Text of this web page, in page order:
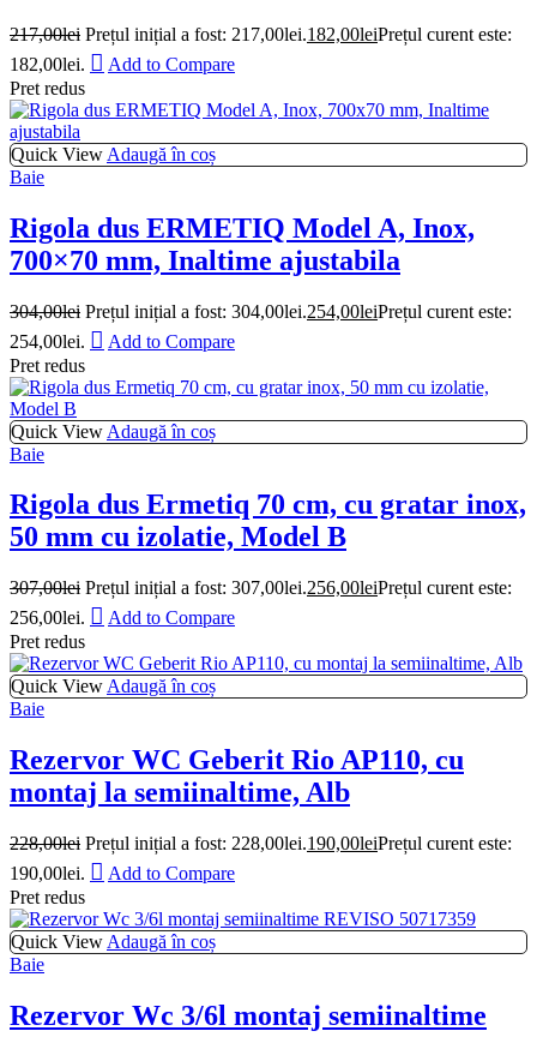
217,00lei Prețul inițial a fost: 217,00lei.182,00leiPrețul curent este:
182,00lei.
Add to Compare
Pret redus
Quick View Adaugă în coș
Baie
Rigola dus ERMETIQ Model A, Inox,
700×70 mm, Inaltime ajustabila
304,00lei Prețul inițial a fost: 304,00lei.254,00leiPrețul curent este:
254,00lei.
Add to Compare
Pret redus
Quick View Adaugă în coș
Baie
Rigola dus Ermetiq 70 cm, cu gratar inox,
50 mm cu izolatie, Model B
307,00lei Prețul inițial a fost: 307,00lei.256,00leiPrețul curent este:
256,00lei.
Add to Compare
Pret redus
Quick View Adaugă în coș
Baie
Rezervor WC Geberit Rio AP110, cu
montaj la semiinaltime, Alb
228,00lei Prețul inițial a fost: 228,00lei.190,00leiPrețul curent este:
190,00lei.
Add to Compare
Pret redus
Quick View Adaugă în coș
Baie
Rezervor Wc 3/6l montaj semiinaltime